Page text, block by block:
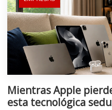
Mientras Apple
esta tecnológica